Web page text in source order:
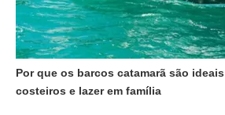
Por que os barcos catamarã são
costeiros e lazer em família